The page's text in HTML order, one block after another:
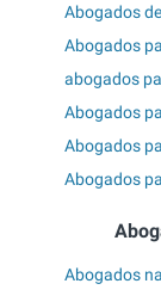
Abogados
Abogados
abogados
Abogados
Abogados
Abogados
Abogados